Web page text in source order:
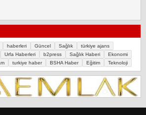
haberleri Güncel Sağlık
türkiye ajans
Urfa Haberleri b2press Sağlık Haberi
Ekonomi
turkiye haber BSHA Haber Eğitim Teknoloji